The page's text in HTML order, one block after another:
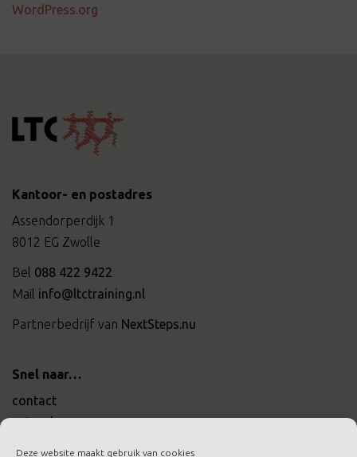
Deze website maakt gebruik van cookies
WordPress.org
Kantoor- en postadres
Assendorperdijk 1
8012 EG Zwolle
Bel 088 422 9422
Mail info@ltctraining.nl
Partnerbedrijf van NextSteps.nu
Snel naar…
contact
actueel